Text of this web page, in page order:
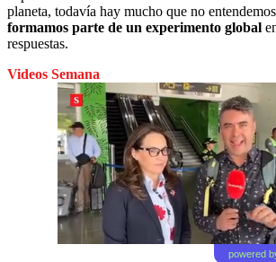
planeta, todavía hay mucho que no
formamos parte de un experimento global
respuestas.
Videos Semana
powered